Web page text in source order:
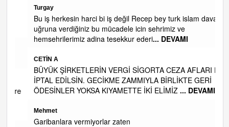
Turgay
Bu iş herkesin harci bi iş değil Recep bey turk islam davasi
uğruna verdiğiniz bu mücadele icin sehrimiz ve
hemsehrilerimiz adina tesekkur ederi... DEVAMI
CETİN A
BÜYÜK ŞİRKETLERİN VERGİ SİGORTA CEZA AFLARI DA
İPTAL EDİLSİN. GECİKME ZAMMIYLA BİRLİKTE GERİ
ÖDESİNLER YOKSA KIYAMETTE İKİ ELİMİZ... DEVAMI
Mehmet
Garibanlara vermiyorlar zaten